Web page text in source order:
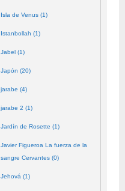
Isla de Venus (1)
Istanbollah (1)
Jabel (1)
Japón (20)
jarabe (4)
jarabe 2 (1)
Jardín de Rosette (1)
Javier Figueroa La fuerza de la
sangre Cervantes (0)
Jehová (1)